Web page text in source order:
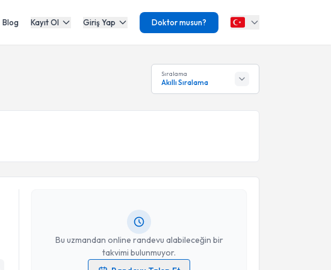
Blog Kayıt Ol Giriş Yap Doktor musun?
Sıralama
Akıllı Sıralama
Bu uzmandan online randevu alabileceğin bir
takvimi bulunmuyor.
Dt. Nabil Cihangir Alibrahimiçin randevu takvimi talebi
oluşturun. Size bu uzmandan randevu almanız için bir takvim